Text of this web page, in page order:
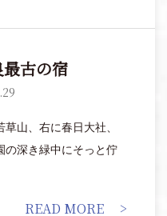
古の宿
山、右に春日大社、
の深き緑中にそっと佇
READ MORE